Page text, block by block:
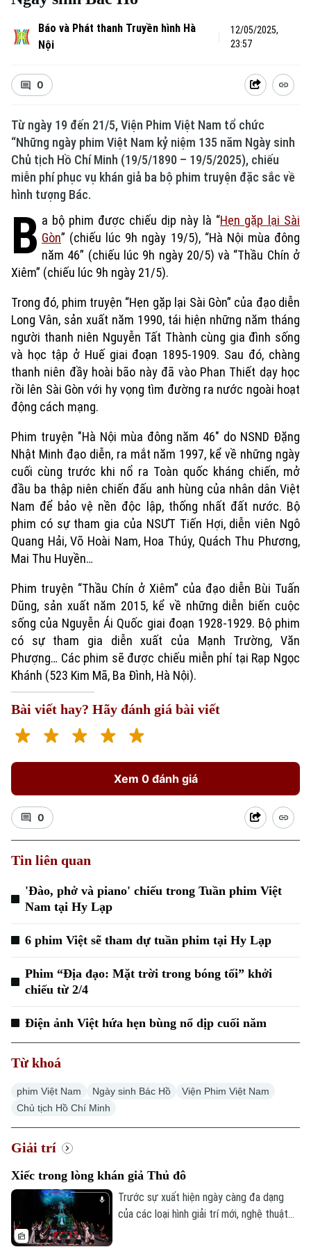
Xu hướng
Báo và Phát thanh Truyền hình Hà
Nội
12/05/2025,
23:57
0
Từ ngày 19 đến 21/5, Viện Phim Việt Nam tổ chức
“Những ngày phim Việt Nam kỷ niệm 135 năm Ngày sinh
Chủ tịch Hồ Chí Minh (19/5/1890 – 19/5/2025), chiếu
miễn phí phục vụ khán giả ba bộ phim truyện đặc sắc về
hình tượng Bác.
B a bộ phim được chiếu dịp này là “Hẹn gặp lại Sài
Gòn” (chiếu lúc 9h ngày 19/5), “Hà Nội mùa đông
năm 46” (chiếu lúc 9h ngày 20/5) và “Thầu Chín ở
Xiêm” (chiếu lúc 9h ngày 21/5).
Trong đó, phim truyện “Hẹn gặp lại Sài Gòn” của đạo diễn
Long Vân, sản xuất năm 1990, tái hiện những năm tháng
người thanh niên Nguyễn Tất Thành cùng gia đình sống
và học tập ở Huế giai đoạn 1895-1909. Sau đó, chàng
thanh niên đầy hoài bão này đã vào Phan Thiết dạy học
rồi lên Sài Gòn với hy vọng tìm đường ra nước ngoài hoạt
động cách mạng.
Phim truyện "Hà Nội mùa đông năm 46" do NSND Đặng
Nhật Minh đạo diễn, ra mắt năm 1997, kể về những ngày
cuối cùng trước khi nổ ra Toàn quốc kháng chiến, mở
đầu ba thập niên chiến đấu anh hùng của nhân dân Việt
Nam để bảo vệ nền độc lập, thống nhất đất nước. Bộ
phim có sự tham gia của NSƯT Tiến Hợi, diễn viên Ngô
Quang Hải, Võ Hoài Nam, Hoa Thúy, Quách Thu Phương,
Mai Thu Huyền…
Phim truyện “Thầu Chín ở Xiêm” của đạo diễn Bùi Tuấn
Dũng, sản xuất năm 2015, kể về những diễn biến cuộc
sống của Nguyễn Ái Quốc giai đoạn 1928-1929. Bộ phim
có sự tham gia diễn xuất của Mạnh Trường, Văn
Phượng… Các phim sẽ được chiếu miễn phí tại Rạp Ngọc
Khánh (523 Kim Mã, Ba Đình, Hà Nội).
Bài viết hay? Hãy đánh giá bài viết
Xem 0 đánh giá
0
Tin liên quan
'Đào, phở và piano' chiếu trong Tuần phim Việt
Nam tại Hy Lạp
6 phim Việt sẽ tham dự tuần phim tại Hy Lạp
Phim “Địa đạo: Mặt trời trong bóng tối” khởi
chiếu từ 2/4
Điện ảnh Việt hứa hẹn bùng nổ dịp cuối năm
Từ khoá
phim Việt Nam Ngày sinh Bác Hồ
Viện Phim Việt Nam
Chủ tịch Hồ Chí Minh
Giải trí
Xiếc trong lòng khán giả Thủ đô
Trước sự xuất hiện ngày càng đa dạng
của các loại hình giải trí mới, nghệ thuật